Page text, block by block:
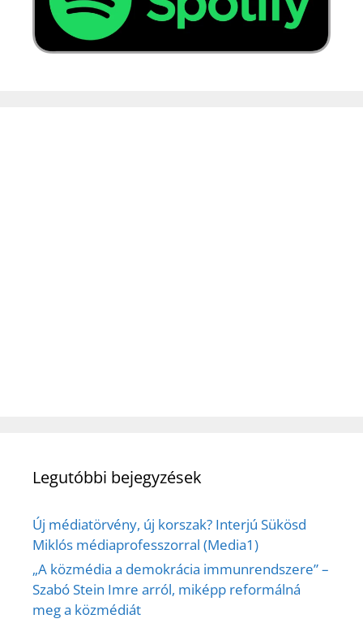
Legutóbbi bejegyzések
Új médiatörvény, új korszak? Interjú Sükösd
Miklós médiaprofesszorral (Media1)
„A közmédia a demokrácia immunrendszere” –
Szabó Stein Imre arról, miképp reformálná
meg a közmédiát